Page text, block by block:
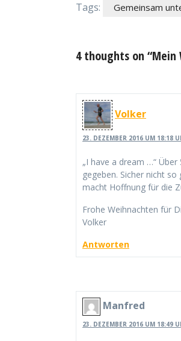
Tags: Gemeinsam
4 thoughts on
Volker
23. DEZEMBER 2016 UM 18:18
„I have a dream …“
gegeben. Sicher nicht
macht Hoffnung für die
Frohe Weihnachten für
Volker
Antworten
Manfred
23. DEZEMBER 2016 UM 18:49